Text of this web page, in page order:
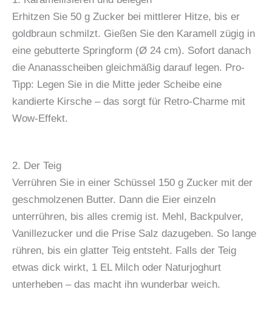
Erhitzen Sie 50 g Zucker bei mittlerer Hitze, bis er
goldbraun schmilzt. Gießen Sie den Karamell zügig in
eine gebutterte Springform (Ø 24 cm). Sofort danach
die Ananasscheiben gleichmäßig darauf legen. Pro-
Tipp: Legen Sie in die Mitte jeder Scheibe eine
kandierte Kirsche – das sorgt für Retro-Charme mit
Wow-Effekt.
2. Der Teig
Verrühren Sie in einer Schüssel 150 g Zucker mit der
geschmolzenen Butter. Dann die Eier einzeln
unterrühren, bis alles cremig ist. Mehl, Backpulver,
Vanillezucker und die Prise Salz dazugeben. So lange
rühren, bis ein glatter Teig entsteht. Falls der Teig
etwas dick wirkt, 1 EL Milch oder Naturjoghurt
unterheben – das macht ihn wunderbar weich.